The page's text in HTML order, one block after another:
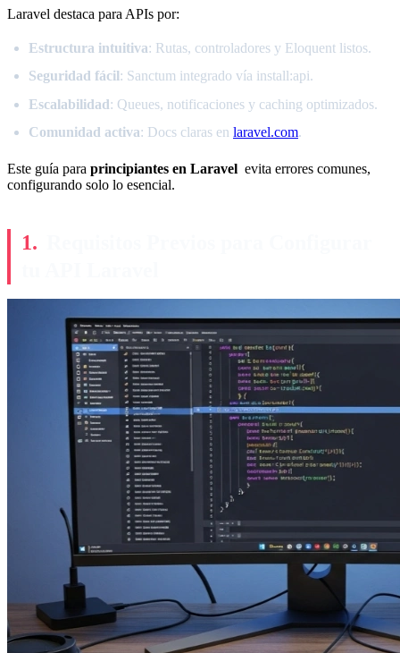
Laravel destaca para APIs por:
Estructura intuitiva: Rutas, controladores y Eloquent listos.
Seguridad fácil: Sanctum integrado vía install:api.
Escalabilidad: Queues, notificaciones y caching optimizados.
Comunidad activa: Docs claras en laravel.com.
Este guía para principiantes en Laravel evita errores comunes,
configurando solo lo esencial.